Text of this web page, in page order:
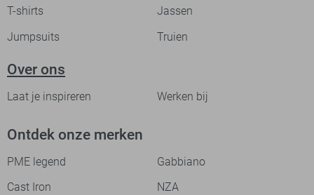
T-shirts
Jassen
Jumpsuits
Truien
Over ons
Laat je inspireren Werken bij
Ontdek onze merken
PME legend
Gabbiano
Cast Iron
NZA